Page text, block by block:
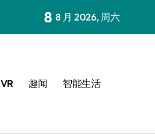
8 8 月 2026, 周六
VR 趣闻 智能生活